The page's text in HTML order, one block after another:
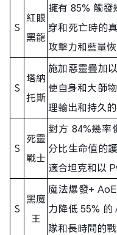
S
紅眼
黑龍
擁有 85% 觸發
穿和死亡時的
攻擊力和藍量恢
S
塔納
托斯
施加惡靈疊加
使自身和大師
理輸出和持久的
S
死靈
戰士
對方 84%幾率
分比生命值的
適合坦克和以
S
黑魔
王
魔法爆發+
力降低 55%
隊和長時間的戰